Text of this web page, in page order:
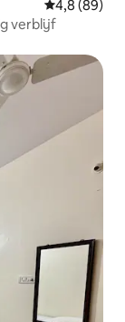
Gemiddelde
4,8 (89)
verblijf